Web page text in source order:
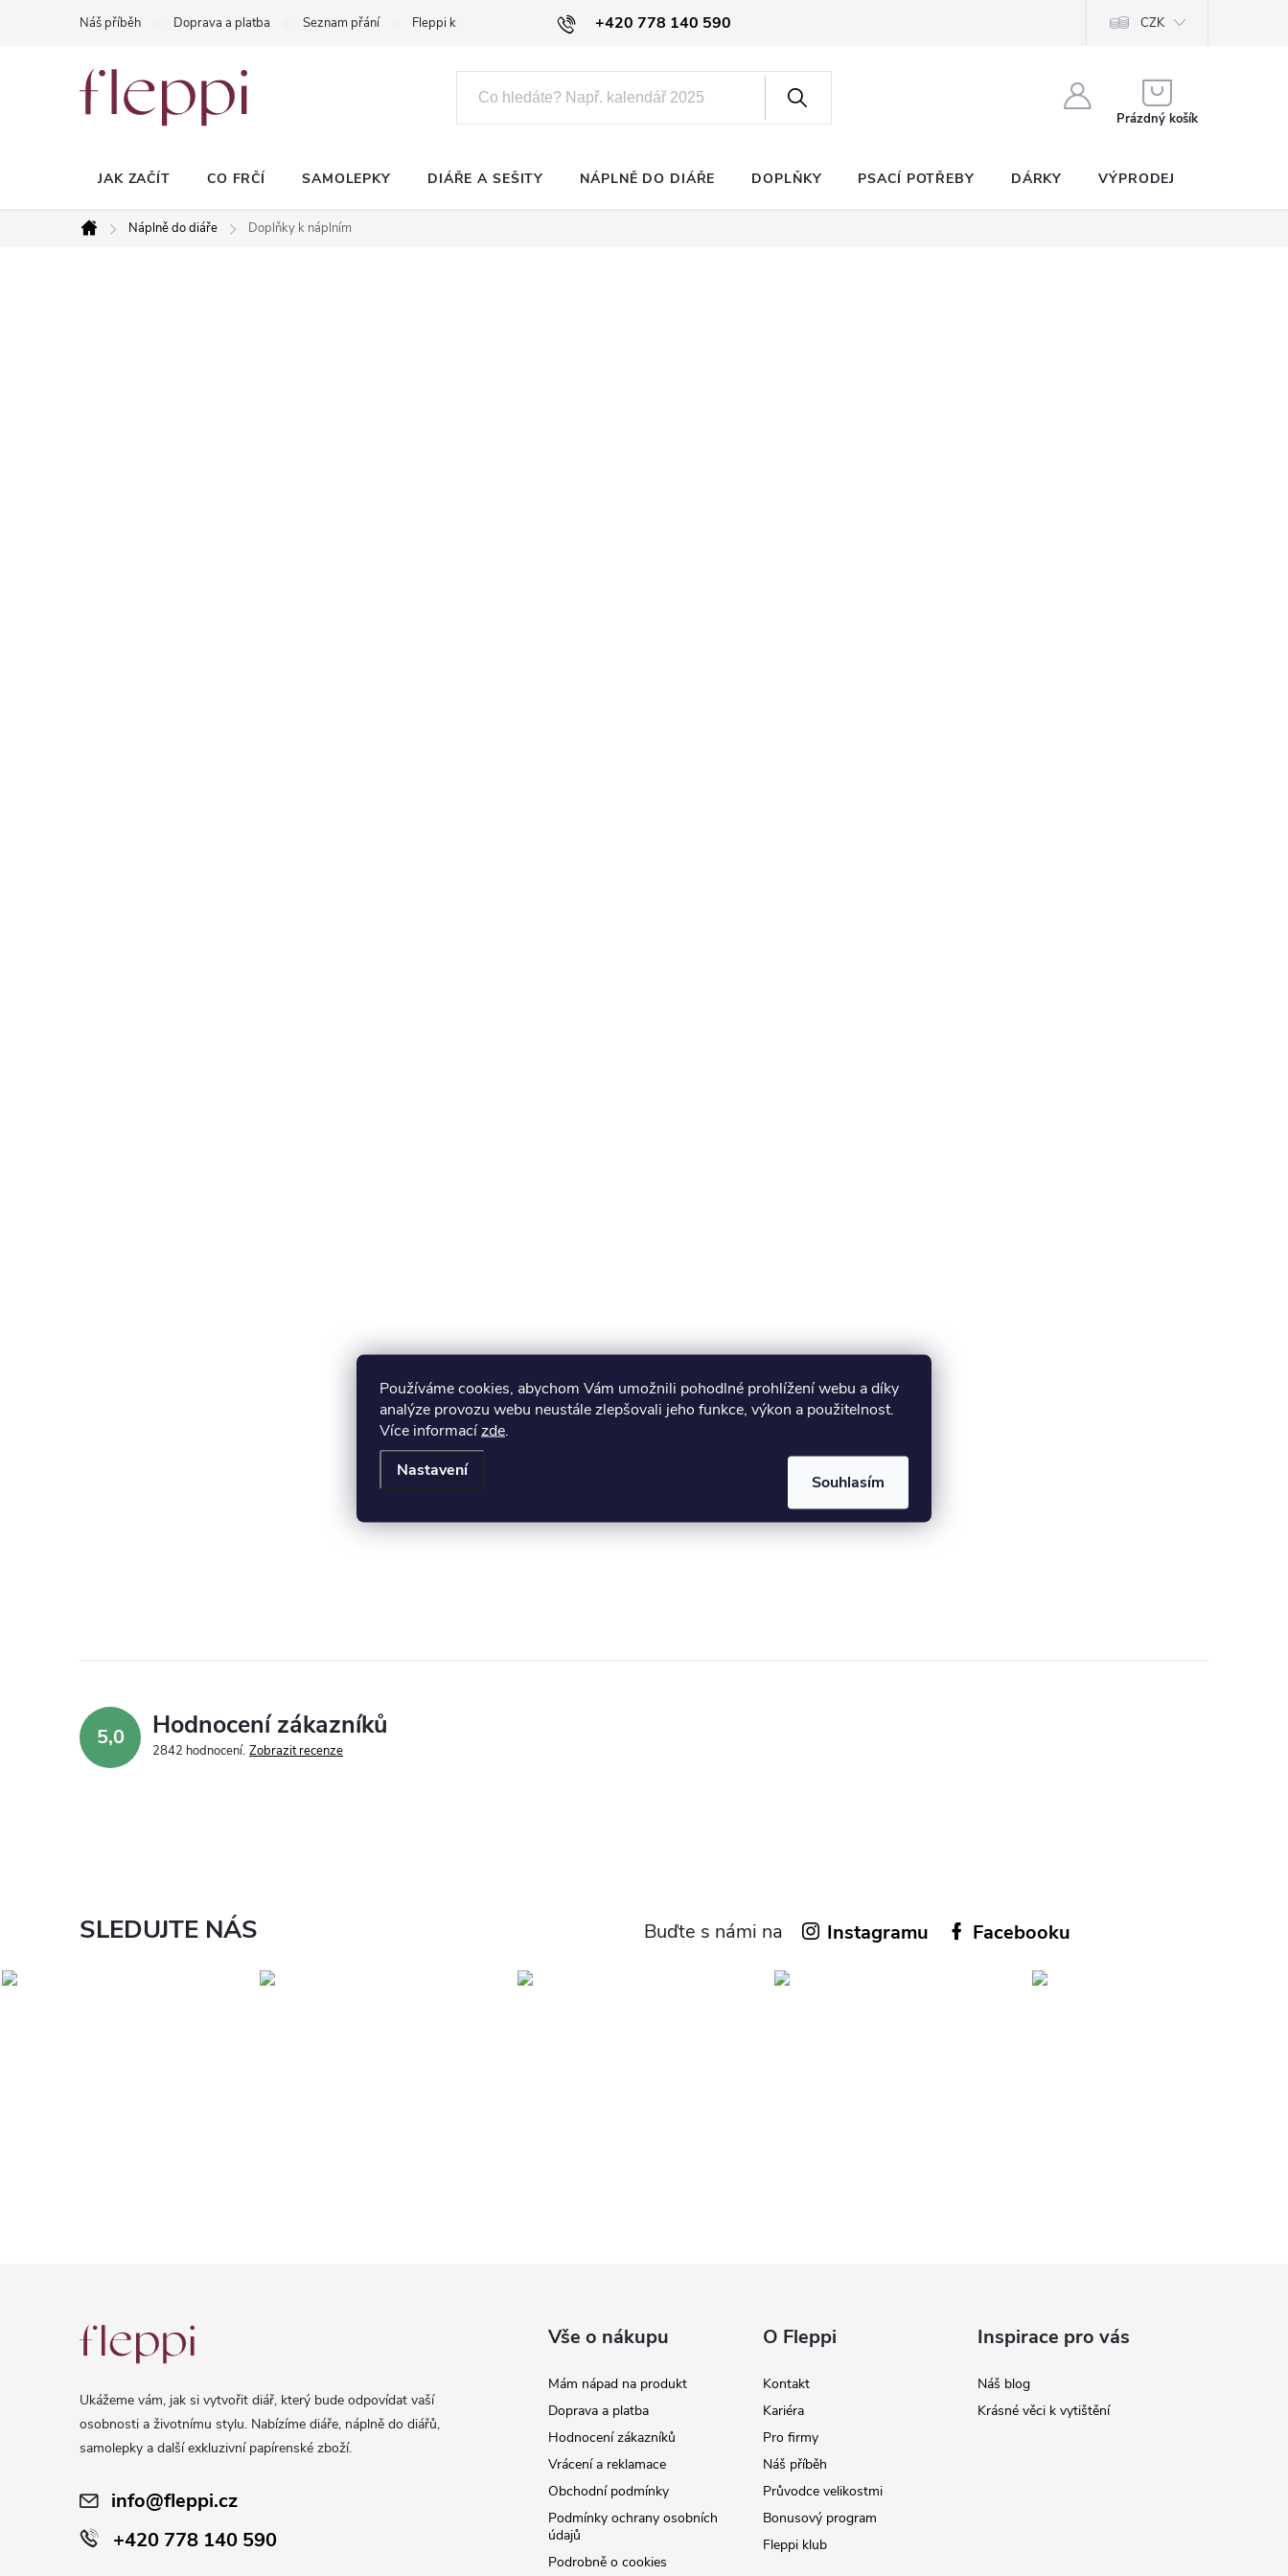
Používáme cookies, abychom Vám umožnili pohodlné prohlížení webu a díky
analýze provozu webu neustále zlepšovali jeho funkce, výkon a použitelnost.
Více informacízde.
Nastavení
Souhlasím
+420 778 140 590
Náš příběh Doprava a platba Seznam přání Fleppi klub CZK
KOŠÍK
Prázdný košík
JAK ZAČÍT CO FRČÍ SAMOLEPKY DIÁŘE A SEŠITY NÁPLNĚ DO DIÁŘE DOPLŇKY PSACÍ POTŘEBY DÁRKY VÝPRODEJ
Domů
Náplně do diáře Doplňky k náplním
5,0 Hodnocení zákazníků
2842 hodnocení Zobrazit recenze
SLEDUJTE NÁS Buďte s námi na Instagramu Facebooku
Ukážeme vám, jak si vytvořit diář, který bude odpovídat vaší
osobnosti a životnímu stylu. Nabízíme diáře, náplně do diářů,
samolepky a další exkluzivní papírenské zboží.
info@fleppi.cz
+420 778 140 590
Vše o nákupu
Mám nápad na produkt
Doprava a platba
Hodnocení zákazníků
Vrácení a reklamace
Obchodní podmínky
Podmínky ochrany osobních
údajů
Podrobně o cookies
O Fleppi
Kontakt
Kariéra
Pro firmy
Náš příběh
Průvodce velikostmi
Bonusový program
Fleppi klub
Inspirace pro vás
Náš blog
Krásné věci k vytištění